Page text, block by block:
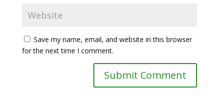
Save my name, email, and website in this browser
for the next time I comment.